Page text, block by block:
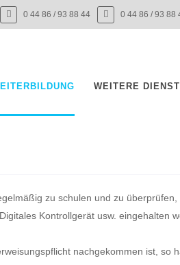
0 44 86 / 93 88 44 0 44 86 / 93 88
WEITERE
zu schulen und zu
Kontrollgerät usw. eingehalten
nachgekommen ist, so